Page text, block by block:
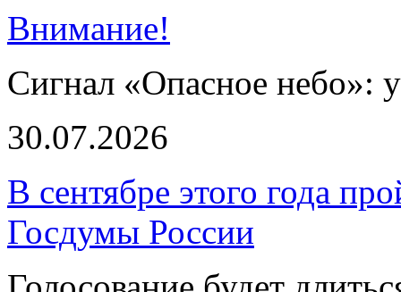
Внимание!
Сигнал «Опасное небо»:
30.07.2026
В сентябре этого года
Госдумы России